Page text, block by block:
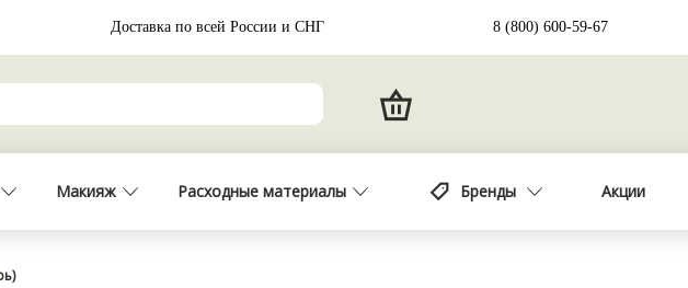
Доставка по всей России и СНГ 8 (800) 600-59-67
Макияж Расходные материалы Бренды Акции